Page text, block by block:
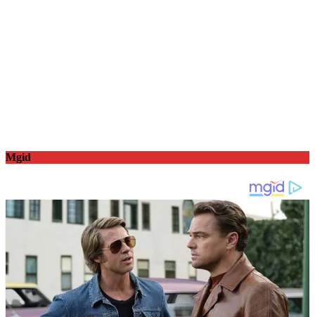
Mgid